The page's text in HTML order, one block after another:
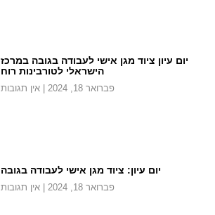
יום עיון ציוד מגן אישי לעבודה בגובה במרכז
הישראלי לטורבינות רוח
פברואר 18, 2024 אין תגובות
יום עיון: ציוד מגן אישי לעבודה בגובה
פברואר 18, 2024 אין תגובות